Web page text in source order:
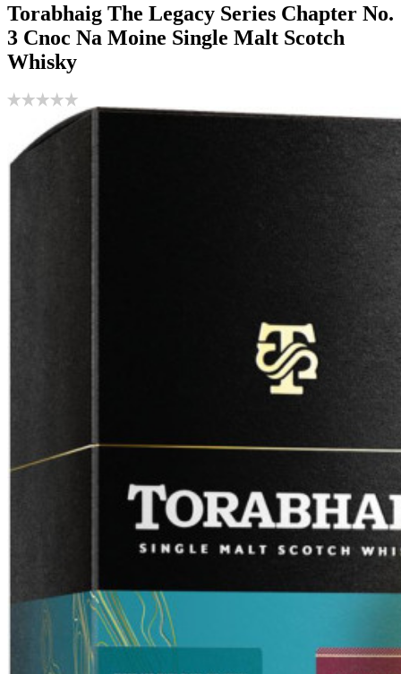
Torabhaig The Legacy Series Chapter No.
3 Cnoc Na Moine Single Malt Scotch
Whisky